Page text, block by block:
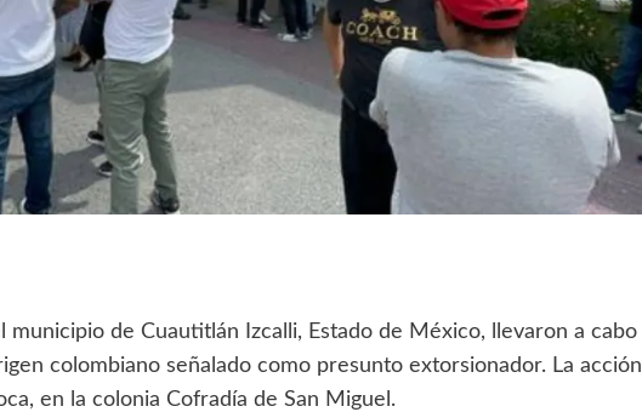
municipio de Cuautitlán Izcalli, Estado de México, llevaron a cabo
colombiano señalado como presunto extorsionador. La acción
en la colonia Cofradía de San Miguel.